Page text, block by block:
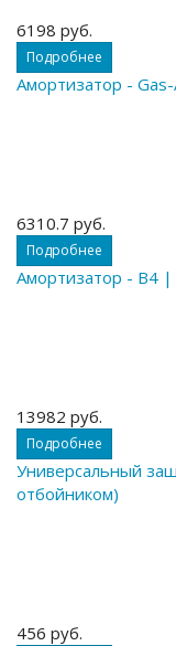
6198 руб.
Подробнее
Амортизатор -
6310.7 руб.
Подробнее
Амортизатор - B4
13982 руб.
Подробнее
Универсальный
отбойником)
456 руб.